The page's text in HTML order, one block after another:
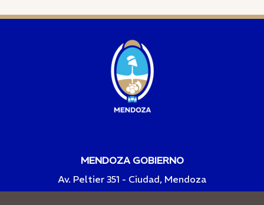
MENDOZA GOBIERNO
Av. Peltier 351 - Ciudad, Mendoza